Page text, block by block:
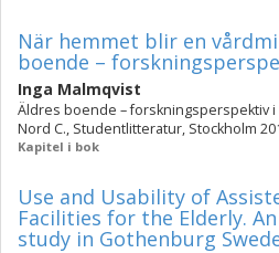
När hemmet blir en
boende –
Inga Malmqvist
Äldres boende – forskningsperspektiv
Nord C., Studentlitteratur, Stockholm
Kapitel i bok
Use and Usability of
Facilities for the Elderly.
study in Gothenburg